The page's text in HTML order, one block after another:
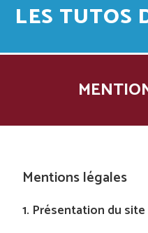
LES TUTOS
Mentions légales
1. Présentation du site